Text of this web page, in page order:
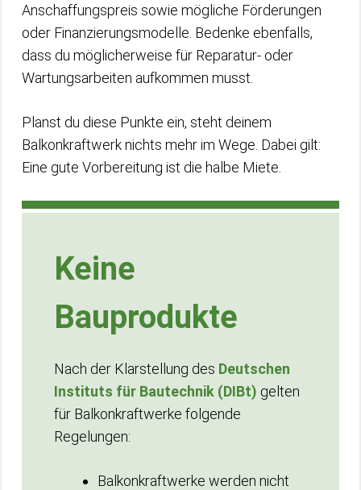
Anschaffungspreis sowie mögliche Förderungen
oder Finanzierungsmodelle. Bedenke ebenfalls,
dass du möglicherweise für Reparatur- oder
Wartungsarbeiten aufkommen musst.
Planst du diese Punkte ein, steht deinem
Balkonkraftwerk nichts mehr im Wege. Dabei gilt:
Eine gute Vorbereitung ist die halbe Miete.
Keine
Bauprodukte
Nach der Klarstellung des Deutschen
Instituts für Bautechnik (DIBt) gelten
für Balkonkraftwerke folgende
Regelungen:
Balkonkraftwerke werden nicht